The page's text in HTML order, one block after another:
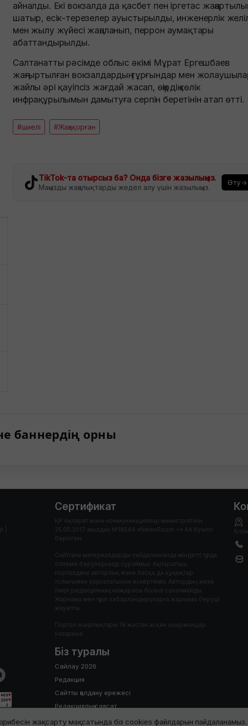
жақсарту мақсатында біз cookies файлдарын пайдаланамыз.
айналды. Екі вокзалда да қасбет пен іргетас
шатыр, есік-терезелер ауыстырылды, инженерлік
мен жылу жүйесі жаңаланып, перрон аумақтары
абаттандырылды.
Салтанатты рәсімде облыс әкімі Мұрат Ергешбаев
жаңғыртылған вокзалдардың тұрғындар мен
жайлы әрі қауіпсіз жағдай жасап, өңірдің көлік
инфрақұрылымын дамытуға серпін беретінін атап өтті.
#шиелі #Жаңақорған
TikTok-та отырсыз ба? Онда бізге жазылыңыз.
Маңызды жаңалықтарды жедел алу үшін жазылыңыз.
Өту→
баннердің орны
|
Сертификат
ҚР Ақпарат және коммуникациялар министрлігінің
25.05.2017 жылдан №16544 «NewsRoom +» АА Куәлігі
берілген.
Сайттағы материалдарды пайдаланғанда міндетті түрде
сілтеме берулеріңізді сұраймыз. Ақпараттық
порталдағы авторлық және басқа да құқықтар
толығымен қорғалатынын ескертеміз. Автордың жеке
пікірі редакцияның көзқарасы болып саналмайды.
Жарнама мен түрлі хабарландыруларға жарнама беруші
жауапты.
Портал жаңалықтары 18 жастан асқан оқырмандар
назарына.
Біз туралы
Сайлау 2026
Редакция
Сайтты қолдану ережесі
Редакциялық саясат